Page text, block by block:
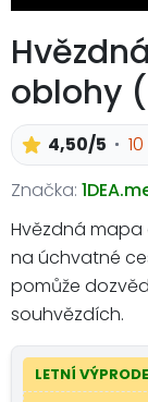
oblohy
4,50/5
Značka:
Hvězdná
na úchvatné
pomůže
souhvězdích.
LETNÍ